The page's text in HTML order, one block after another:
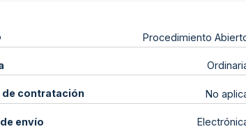
Procedimiento
de contratación No
envío